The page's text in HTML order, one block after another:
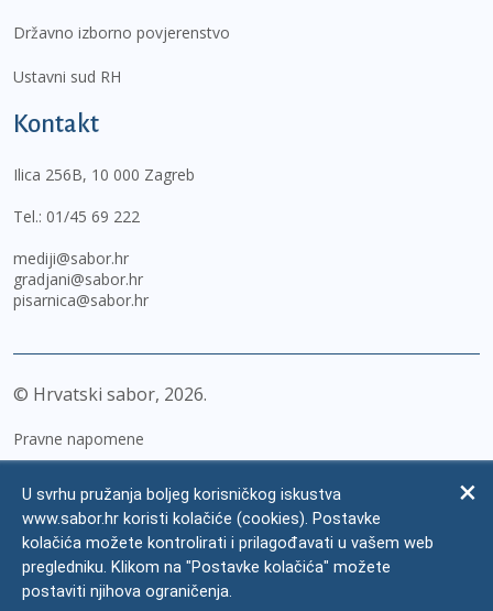
Državno izborno povjerenstvo
Ustavni sud RH
Kontakt
Ilica 256B, 10 000 Zagreb
Tel.: 01/45 69 222
mediji@sabor.hr
gradjani@sabor.hr
pisarnica@sabor.hr
© Hrvatski sabor, 2026
Pravne napomene
Zaštita osobnih podataka
Impressum
Česta pitanja
U svrhu pružanja boljeg korisničkog iskustva
www.sabor.hr koristi kolačiće (cookies). Postavke
kolačića možete kontrolirati i prilagođavati u vašem web
pregledniku. Klikom na "Postavke kolačića" možete
postaviti njihova ograničenja.